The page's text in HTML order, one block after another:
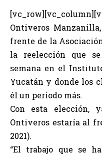
Ontiveros
frente de la
la reelección que
semana en el
Yucatán y donde los
él un período más.
Con esta elección,
Ontiveros estaría al
2021).
“El trabajo que se